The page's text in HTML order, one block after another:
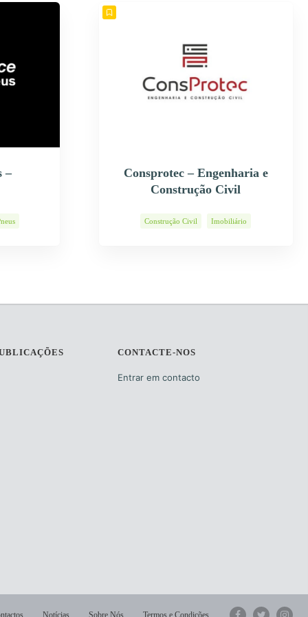
–
Consprotec – Engenharia e
Construção Civil
Construção Civil Imobiliário
CONTACTE-NOS
Entrar em contacto